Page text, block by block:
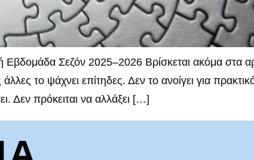
Σεζόν 2025–2026 Βρίσκεται ακόμα στα
το ψάχνει επίτηδες. Δεν το ανοίγει για
Δεν πρόκειται να αλλάξει […]